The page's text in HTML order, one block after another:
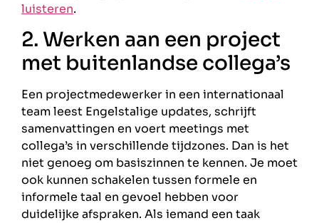
luisteren.
2. Werken aan een project
met buitenlandse collega’s
Een projectmedewerker in een internationaal
team leest Engelstalige updates, schrijft
samenvattingen en voert meetings met
collega’s in verschillende tijdzones. Dan is het
niet genoeg om basiszinnen te kennen. Je moet
ook kunnen schakelen tussen formele en
informele taal en gevoel hebben voor
duidelijke afspraken. Als iemand een taak